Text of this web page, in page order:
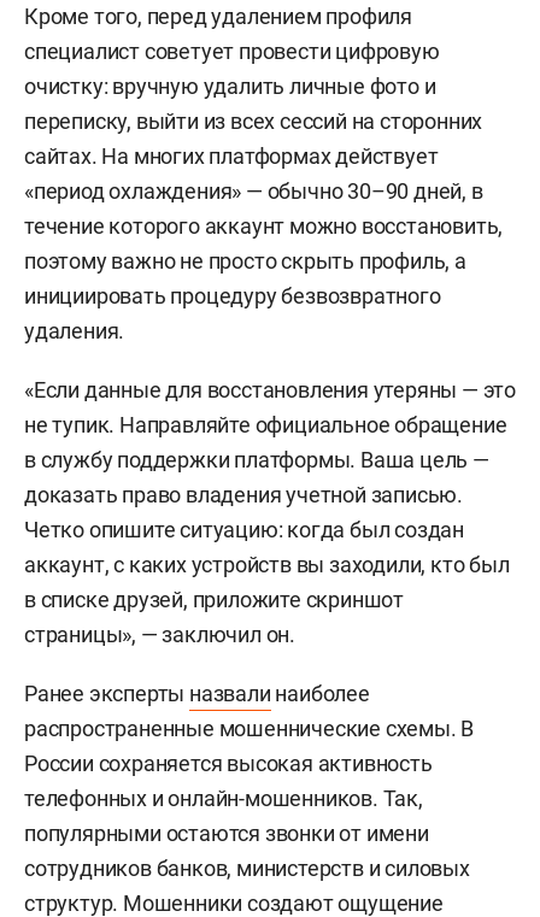
Кроме того, перед удалением профиля
специалист советует провести цифровую
очистку: вручную удалить личные фото и
переписку, выйти из всех сессий на сторонних
сайтах. На многих платформах действует
«период охлаждения» — обычно 30–90 дней, в
течение которого аккаунт можно восстановить,
поэтому важно не просто скрыть профиль, а
инициировать процедуру безвозвратного
удаления.
«Если данные для восстановления утеряны — это
не тупик. Направляйте официальное обращение
в службу поддержки платформы. Ваша цель —
доказать право владения учетной записью.
Четко опишите ситуацию: когда был создан
аккаунт, с каких устройств вы заходили, кто был
в списке друзей, приложите скриншот
страницы», — заключил он.
Ранее эксперты назвали наиболее
распространенные мошеннические схемы. В
России сохраняется высокая активность
телефонных и онлайн-мошенников. Так,
популярными остаются звонки от имени
сотрудников банков, министерств и силовых
структур. Мошенники создают ощущение